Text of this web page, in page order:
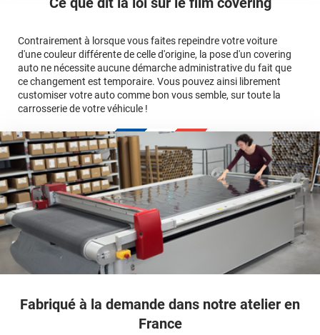
Contrairement à lorsque vous faites repeindre votre voiture
d'une couleur différente de celle d'origine, la pose d'un covering
auto ne nécessite aucune démarche administrative du fait que
ce changement est temporaire. Vous pouvez ainsi librement
customiser votre auto comme bon vous semble, sur toute la
carrosserie de votre véhicule !
avant jusqu'au bas du parechoc arrière, en passant par le
Multipliez ce résultat par 3.
conseillers
commerciaux
Le covering protège la peinture d'origine, pour la garder en
Le covering peut s'enlever à tout moment
Le covering revient moins cher
covering 3D
calculateur
Fabriqué à la demande dans notre atelier en
France